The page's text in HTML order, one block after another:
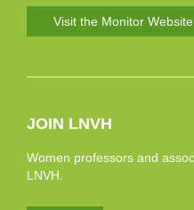
Visit the Monitor Website
JOIN LNVH
Women professors and
LNVH.